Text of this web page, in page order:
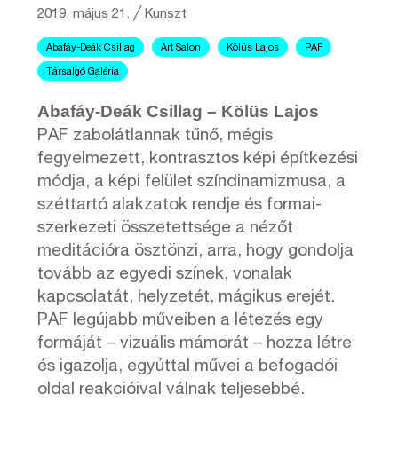
2019. május 21. ╱Kunszt
Abafáy-Deák Csillag Art Salon Kölüs Lajos PAF
Társalgó Galéria
Abafáy-Deák Csillag – Kölüs Lajos
PAF zabolátlannak tűnő, mégis
fegyelmezett, kontrasztos képi építkezési
módja, a képi felület színdinamizmusa, a
széttartó alakzatok rendje és formai-
szerkezeti összetettsége a nézőt
meditációra ösztönzi, arra, hogy gondolja
tovább az egyedi színek, vonalak
kapcsolatát, helyzetét, mágikus erejét.
PAF legújabb műveiben a létezés egy
formáját – vizuális mámorát – hozza létre
és igazolja, egyúttal művei a befogadói
oldal reakcióival válnak teljesebbé.